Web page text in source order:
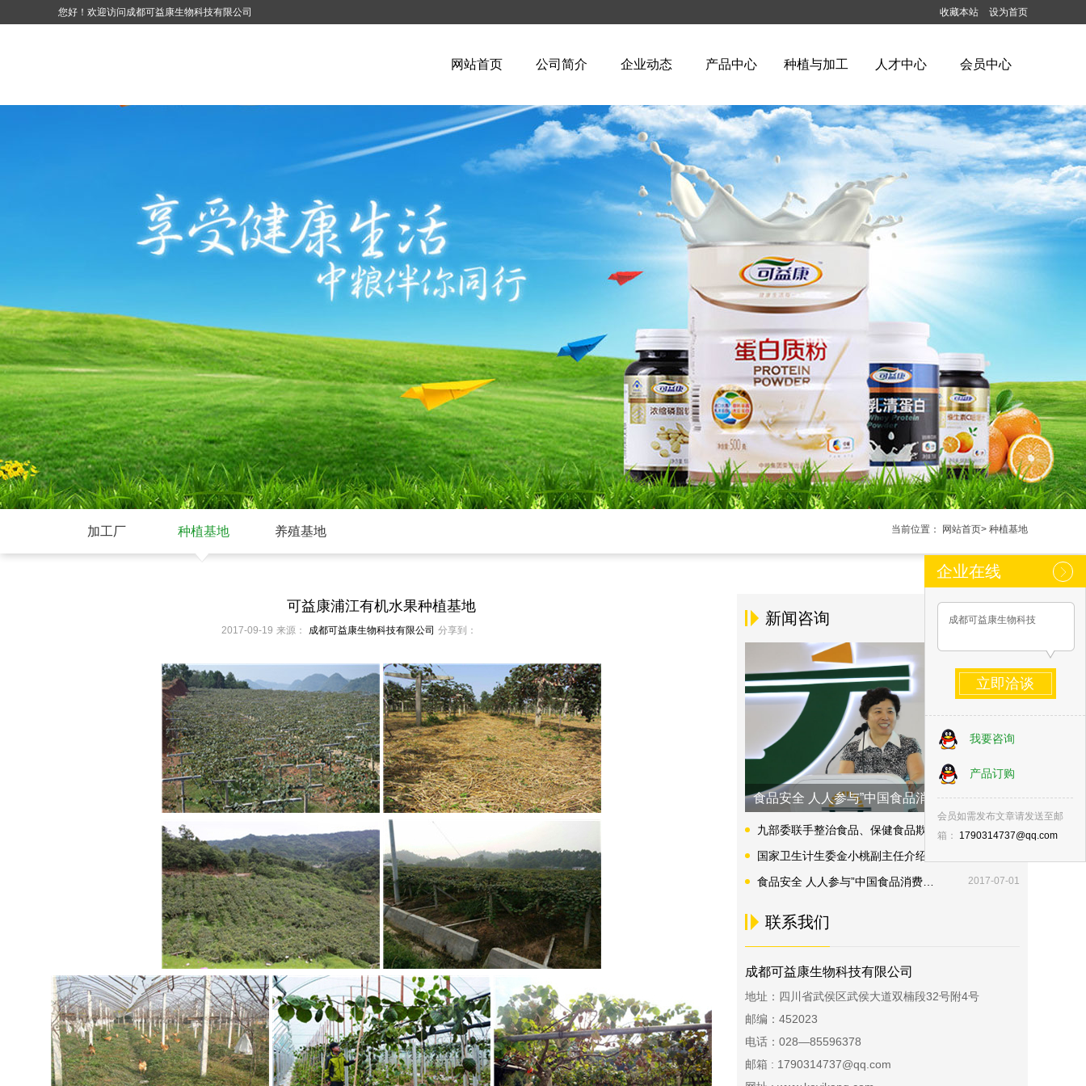
您好！欢迎访问成都可益康生物科技有限公司 收藏本站 设为首页
网站首页 公司简介 企业动态 产品中心 种植与加工 人才中心 会员中心
加工厂 种植基地 养殖基地 当前位置： 网站首页> 种植基地
可益康浦江有机水果种植基地
2017-09-19 来源： 成都可益康生物科技有限公司 分享到：
新闻咨询
食品安全 人人参与”中国食品消费者论...
2017-07-20
2017-07-01
联系我们
成都可益康生物科技有限公司
地址：四川省武侯区武侯大道双楠段32号附4号
邮编：452023
电话：028—85596378
邮箱 : 1790314737@qq.com
企业在线
成都可益康生物科技
立即洽谈
我要咨询
产品订购
会员如需发布文章请发送至邮
箱： 1790314737@qq.com